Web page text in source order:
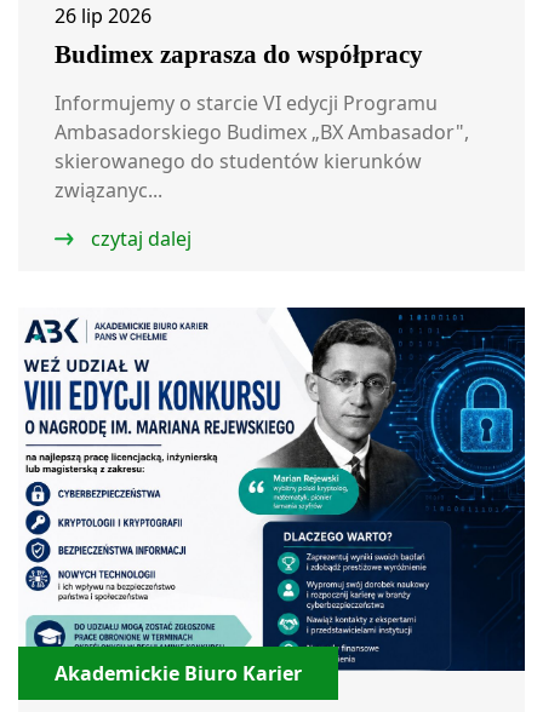
26 lip 2026
Budimex zaprasza do współpracy
Informujemy o starcie VI edycji Programu
Ambasadorskiego Budimex „BX Ambasador",
skierowanego do studentów kierunków
związanyc...
czytaj dalej
Akademickie Biuro Karier